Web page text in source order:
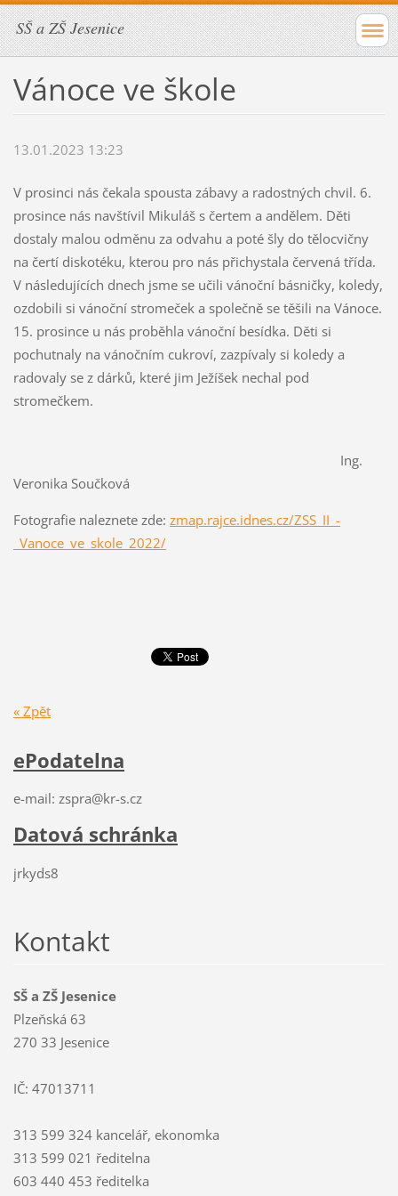
SŠ a ZŠ Jesenice
Vánoce ve škole
13.01.2023 13:23
V prosinci nás čekala spousta zábavy a radostných chvil. 6.
prosince nás navštívil Mikuláš s čertem a andělem. Děti
dostaly malou odměnu za odvahu a poté šly do tělocvičny
na čertí diskotéku, kterou pro nás přichystala červená třída.
V následujících dnech jsme se učili vánoční básničky, koledy,
ozdobili si vánoční stromeček a společně se těšili na Vánoce.
15. prosince u nás proběhla vánoční besídka. Děti si
pochutnaly na vánočním cukroví, zazpívaly si koledy a
radovaly se z dárků, které jim Ježíšek nechal pod
stromečkem.
Ing.
Veronika Součková
Fotografie naleznete zde: zmap.rajce.idnes.cz/ZSS_II_-
_Vanoce_ve_skole_2022/
« Zpět
ePodatelna
e-mail: zspra@kr-s.cz
Datová schránka
jrkyds8
Kontakt
SŠ a ZŠ Jesenice
Plzeňská 63
270 33 Jesenice
IČ: 47013711
313 599 324 kancelář, ekonomka
313 599 021 ředitelna
603 440 453 ředitelka